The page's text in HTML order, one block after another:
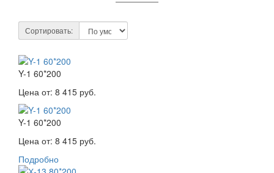
Сортировать:
Y-1 60*200
Цена от: 8 415 руб.
Y-1 60*200
Цена от: 8 415 руб.
Подробно